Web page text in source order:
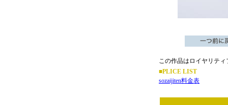
この作品はロイヤリテ
■PLICE LIST
sozaijiten料金表